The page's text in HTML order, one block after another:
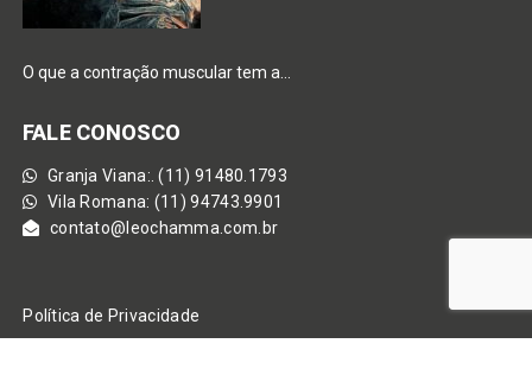
O que a contração muscular tem a…
FALE CONOSCO
Granja Viana:. (11) 91480.1793
Vila Romana: (11) 94743.9901
contato@leochamma.com.br
Política de Privacidade